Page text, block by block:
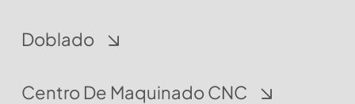
Doblado
Centro De Maquinado CNC